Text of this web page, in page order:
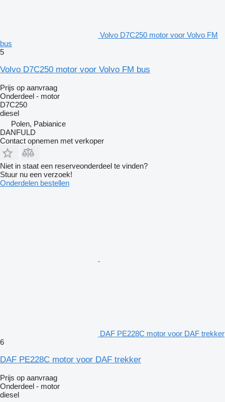
Volvo D7C250 motor voor Volvo FM
bus
5
Volvo D7C250 motor voor Volvo FM bus
Prijs op aanvraag
Onderdeel - motor
D7C250
diesel
Polen, Pabianice
DANFULD
Contact opnemen met verkoper
Niet in staat een reserveonderdeel te vinden?
Stuur nu een verzoek!
Onderdelen bestellen
DAF PE228C motor voor DAF trekker
6
DAF PE228C motor voor DAF trekker
Prijs op aanvraag
Onderdeel - motor
diesel